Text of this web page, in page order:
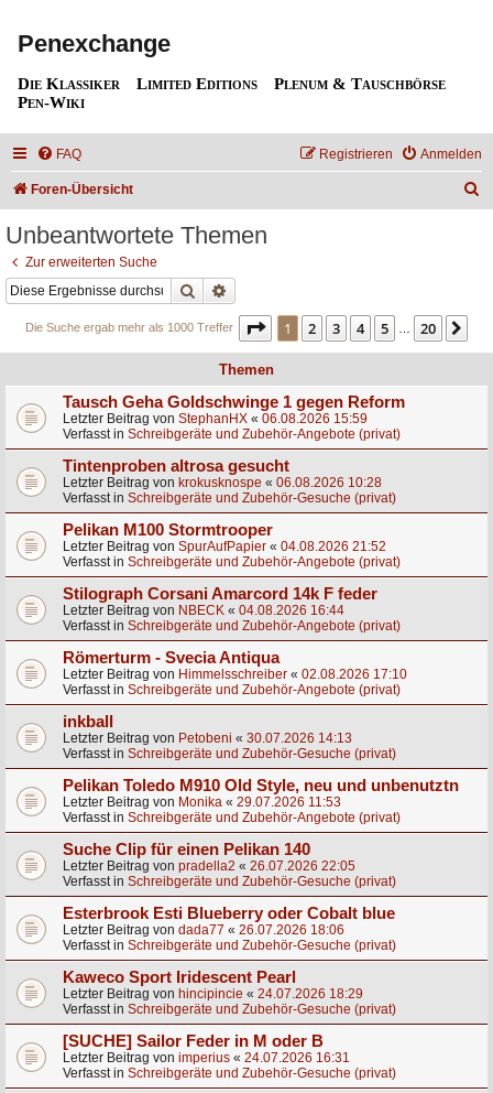
Penexchange
Die Klassiker Limited Editions
Plenum & Tauschbörse
Pen-Wiki
FAQ Anmelden
Registrieren
Foren-Übersicht
Unbeantwortete Themen
Zur erweiterten Suche
Suche
Die Suche ergab mehr als 1000 Treffer Seite 1von 20
1 2 3 4 5 … 20
Themen
Tausch Geha Goldschwinge 1 gegen Reform
Letzter Beitrag von StephanHX « 06.08.2026 15:59
Verfasst in Schreibgeräte und Zubehör-Angebote (privat)
Tintenproben altrosa gesucht
Letzter Beitrag von krokusknospe « 06.08.2026 10:28
Verfasst in Schreibgeräte und Zubehör-Gesuche (privat)
Pelikan M100 Stormtrooper
Letzter Beitrag von SpurAufPapier « 04.08.2026 21:52
Verfasst in Schreibgeräte und Zubehör-Angebote (privat)
Stilograph Corsani Amarcord 14k F feder
Letzter Beitrag von NBECK « 04.08.2026 16:44
Verfasst in Schreibgeräte und Zubehör-Angebote (privat)
Römerturm - Svecia Antiqua
Letzter Beitrag von Himmelsschreiber « 02.08.2026 17:10
Verfasst in Schreibgeräte und Zubehör-Angebote (privat)
inkball
Letzter Beitrag von Petobeni « 30.07.2026 14:13
Verfasst in Schreibgeräte und Zubehör-Gesuche (privat)
Pelikan Toledo M910 Old Style, neu und unbenutztn
Letzter Beitrag von Monika « 29.07.2026 11:53
Verfasst in Schreibgeräte und Zubehör-Angebote (privat)
Suche Clip für einen Pelikan 140
Letzter Beitrag von pradella2 « 26.07.2026 22:05
Verfasst in Schreibgeräte und Zubehör-Gesuche (privat)
Esterbrook Esti Blueberry oder Cobalt blue
Letzter Beitrag von dada77 « 26.07.2026 18:06
Verfasst in Schreibgeräte und Zubehör-Gesuche (privat)
Kaweco Sport Iridescent Pearl
Letzter Beitrag von hincipincie « 24.07.2026 18:29
Verfasst in Schreibgeräte und Zubehör-Gesuche (privat)
[SUCHE] Sailor Feder in M oder B
Letzter Beitrag von imperius « 24.07.2026 16:31
Verfasst in Schreibgeräte und Zubehör-Gesuche (privat)